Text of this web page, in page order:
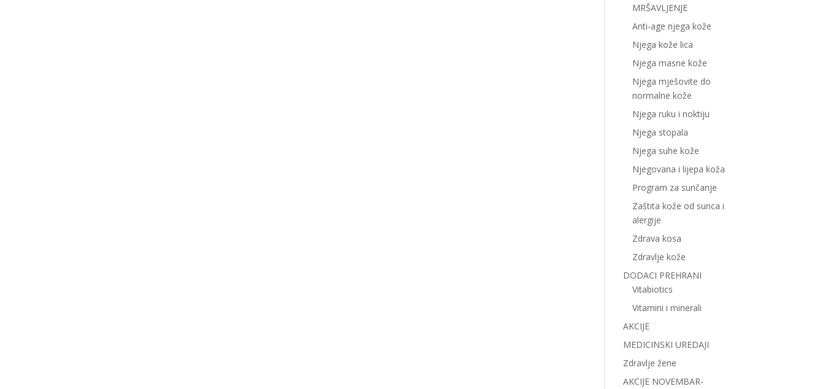
MRŠAVLJENJE
Anti-age njega kože
Njega kože lica
Njega masne kože
Njega mješovite do
normalne kože
Njega ruku i noktiju
Njega stopala
Njega suhe kože
Njegovana i lijepa koža
Program za sunčanje
Zaštita kože od sunca i
alergije
Zdrava kosa
Zdravlje kože
DODACI PREHRANI
Vitabiotics
Vitamini i minerali
AKCIJE
MEDICINSKI UREDAJI
Zdravlje žene
AKCIJE NOVEMBAR-